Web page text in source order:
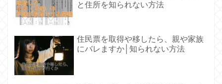
と住所を知られない方法
住民票を取得や移したら、親や家族
にバレますか│知られない方法